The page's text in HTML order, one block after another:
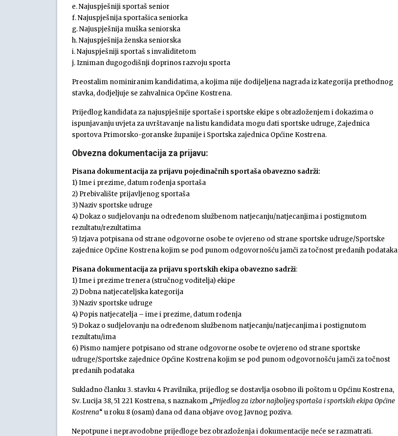
e. Najuspješniji sportaš senior
f. Najuspješnija sportašica seniorka
g. Najuspješnija muška seniorska
h. Najuspješnija ženska seniorska
i. Najuspješniji sportaš s invaliditetom
j. Izniman dugogodišnji doprinos razvoju sporta
Preostalim nominiranim kandidatima, a kojima nije dodijeljena nagrada iz kategorija prethodnog
stavka, dodjeljuje se zahvalnica Općine Kostrena.
Prijedlog kandidata za najuspješnije sportaše i sportske ekipe s obrazloženjem i dokazima o
ispunjavanju uvjeta za uvrštavanje na listu kandidata mogu dati sportske udruge, Zajednica
sportova Primorsko-goranske županije i Sportska zajednica Općine Kostrena.
Obvezna dokumentacija za prijavu:
Pisana dokumentacija za prijavu pojedinačnih sportaša obavezno sadrži:
1) Ime i prezime, datum rođenja sportaša
2) Prebivalište prijavljenog sportaša
3) Naziv sportske udruge
4) Dokaz o sudjelovanju na određenom službenom natjecanju/natjecanjima i postignutom
rezultatu/rezultatima
5) Izjava potpisana od strane odgovorne osobe te ovjereno od strane sportske udruge/Sportske
zajednice Općine Kostrena kojim se pod punom odgovornošću jamči za točnost predanih podataka
Pisana dokumentacija za prijavu sportskih ekipa obavezno sadrži:
1) Ime i prezime trenera (stručnog voditelja) ekipe
2) Dobna natjecateljska kategorija
3) Naziv sportske udruge
4) Popis natjecatelja – ime i prezime, datum rođenja
5) Dokaz o sudjelovanju na određenom službenom natjecanju/natjecanjima i postignutom
rezultatu/ima
6) Pismo namjere potpisano od strane odgovorne osobe te ovjereno od strane sportske
udruge/Sportske zajednice Općine Kostrena kojim se pod punom odgovornošću jamči za točnost
predanih podataka
Sukladno članku 3. stavku 4 Pravilnika, prijedlog se dostavlja osobno ili poštom u Općinu Kostrena,
Sv. Lucija 38, 51 221 Kostrena, s naznakom „Prijedlog za izbor najboljeg sportaša i sportskih ekipa Općine
Kostrena“ u roku 8 (osam) dana od dana objave ovog Javnog poziva.
Nepotpune i nepravodobne prijedloge bez obrazloženja i dokumentacije neće se razmatrati.